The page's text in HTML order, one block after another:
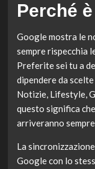
Perché
Google mostra le
sempre rispecchia
Preferite sei tu a
dipendere da
Notizie, Lifestyle,
questo significa
arriveranno
La
Google con lo